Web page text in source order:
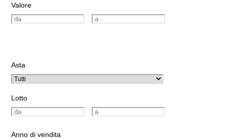
Valore
Asta
Lotto
Anno di vendita